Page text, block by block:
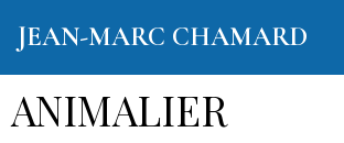
JEAN-MARC CHAMARD
ANIMALIER